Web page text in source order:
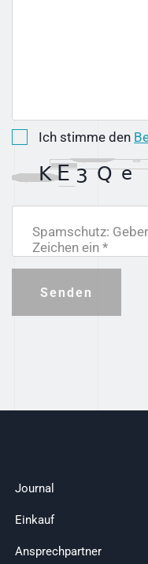
Ich stimme den
Spamschutz:
Zeichen ein *
Senden
Journal
Einkauf
Ansprechpartner